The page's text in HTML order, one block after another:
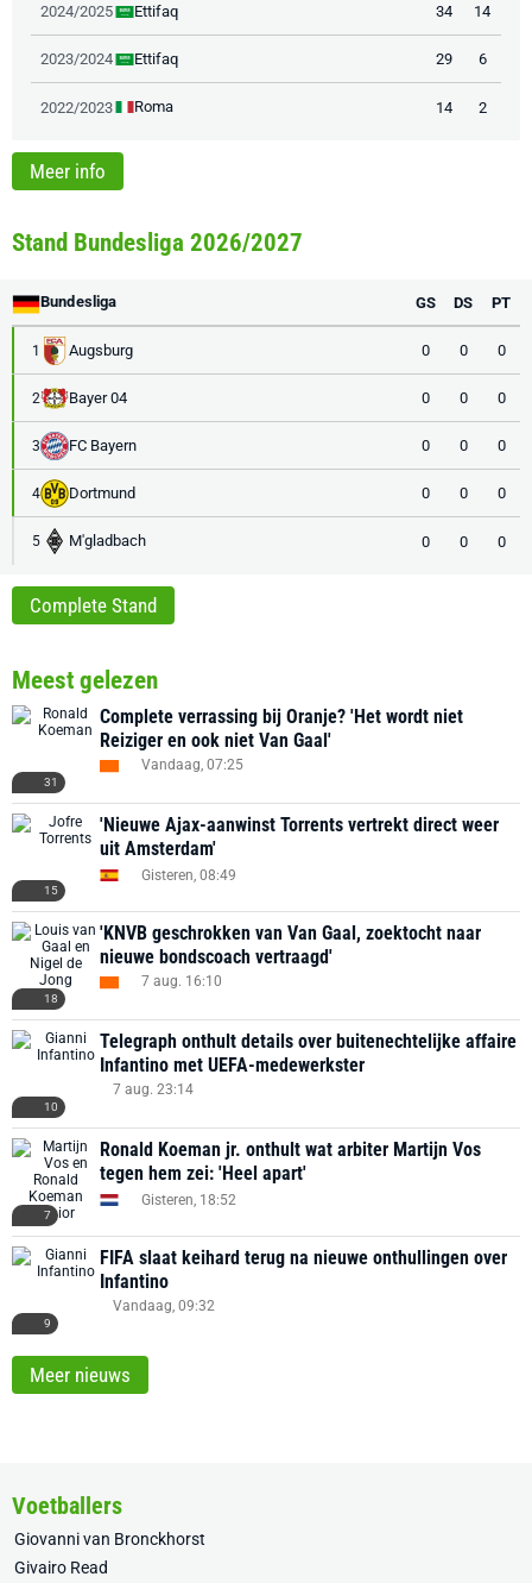
2024/2025 Ettifaq 34 14
2023/2024 Ettifaq 29 6
2022/2023 Roma 14 2
Meer info
Stand Bundesliga 2026/2027
Bundesliga GS DS PT
1 Augsburg 0 0 0
2 Bayer 04 0 0 0
3 FC Bayern 0 0 0
4 Dortmund 0 0 0
5 M'gladbach 0 0 0
Complete Stand
Meest gelezen
31
Complete verrassing bij Oranje? 'Het wordt niet
Reiziger en ook niet Van Gaal'
Vandaag, 07:25
15
'Nieuwe Ajax-aanwinst Torrents vertrekt direct weer
uit Amsterdam'
Gisteren, 08:49
18
'KNVB geschrokken van Van Gaal, zoektocht naar
nieuwe bondscoach vertraagd'
7 aug. 16:10
10
Telegraph onthult details over buitenechtelijke affaire
Infantino met UEFA-medewerkster
7 aug. 23:14
7
Ronald Koeman jr. onthult wat arbiter Martijn Vos
tegen hem zei: 'Heel apart'
Gisteren, 18:52
9
FIFA slaat keihard terug na nieuwe onthullingen over
Infantino
Vandaag, 09:32
Meer nieuws
Voetballers
Giovanni van Bronckhorst
Givairo Read